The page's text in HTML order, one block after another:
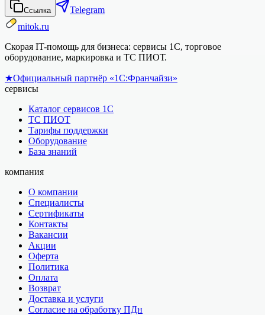
Ссылка
Telegram
mitok.ru
Скорая IT-помощь для бизнеса: сервисы 1С, торговое
оборудование, маркировка и ТС ПИОТ.
★Официальный партнёр «1С:Франчайзи»
сервисы
Каталог сервисов 1С
ТС ПИОТ
Тарифы поддержки
Оборудование
База знаний
компания
О компании
Специалисты
Сертификаты
Контакты
Вакансии
Акции
Оферта
Политика
Оплата
Возврат
Доставка и услуги
Согласие на обработку ПДн